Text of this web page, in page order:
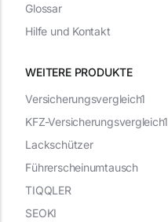
WEITERE PRODUKTE
Versicherungsvergleich1
KFZ-Versicherungsvergleich1
Lackschützer
Führerscheinumtausch
TIQQLER
SEOKI
Glossar
Hilfe und Kontakt